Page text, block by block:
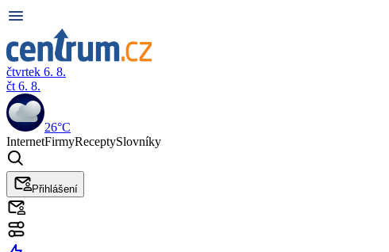
čtvrtek 6. 8.
čt 6. 8.
26°C
InternetFirmyReceptySlovníky
Přihlášení